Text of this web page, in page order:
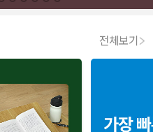
전체보기